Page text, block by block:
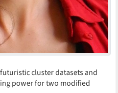
cluster datasets and
power for two modified